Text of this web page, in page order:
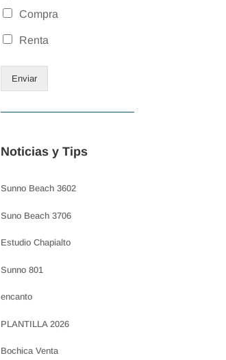
Compra
Renta
Enviar
Noticias y Tips
Sunno Beach 3602
Suno Beach 3706
Estudio Chapialto
Sunno 801
encanto
PLANTILLA 2026
Bochica Venta